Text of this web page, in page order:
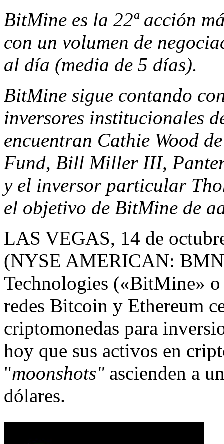
BitMine es la 22ª acción
con un volumen de
al día (media de 5 días).
BitMine sigue contando
inversores institucionales
encuentran Cathie Wood
Fund, Bill Miller III,
y el inversor particular
el objetivo de BitMine de
LAS VEGAS, 14 de
(NYSE AMERICAN:
Technologies («BitMine» o
redes Bitcoin y Ethereum
criptomonedas para
hoy que sus activos en
"moonshots"ascienden a
dólares.